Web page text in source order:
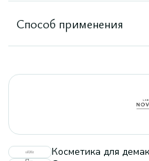
Способ применения
Косметика для